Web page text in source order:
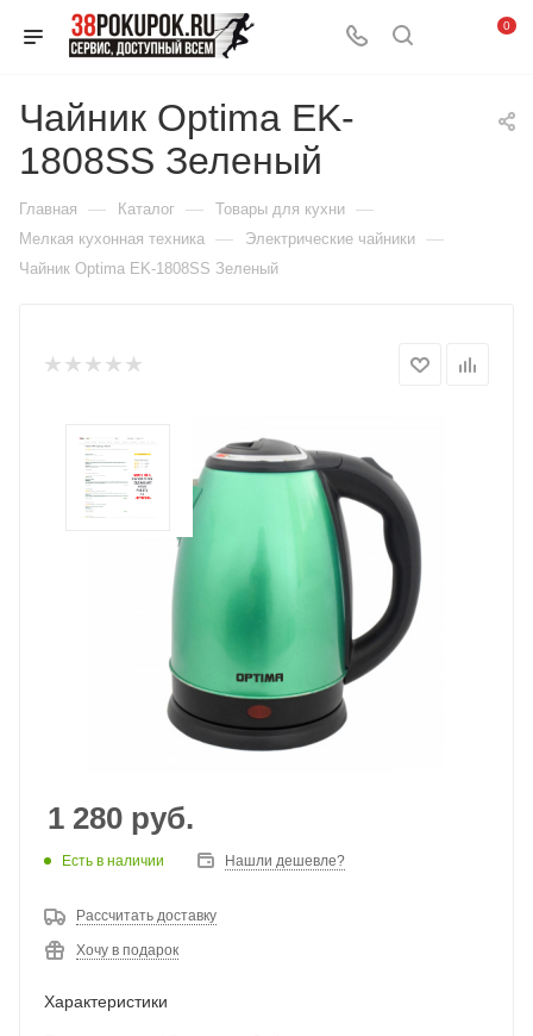
0
Чайник Optima EK-
1808SS Зеленый
Главная — Каталог — Товары для кухни —
Мелкая кухонная техника — Электрические чайники —
Чайник Optima EK-1808SS Зеленый
1 280 руб.
Есть в наличии Нашли дешевле?
Рассчитать доставку
Хочу в подарок
Характеристики